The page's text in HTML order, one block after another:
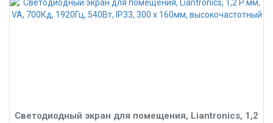
Светодиодный экран для помещения, Liantronics, 1,2